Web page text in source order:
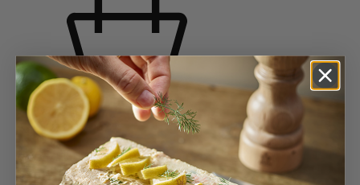
Accueil
Saveurs d'épices
Moulins à poivre
Moulins à poivre en bois
Paris Nature